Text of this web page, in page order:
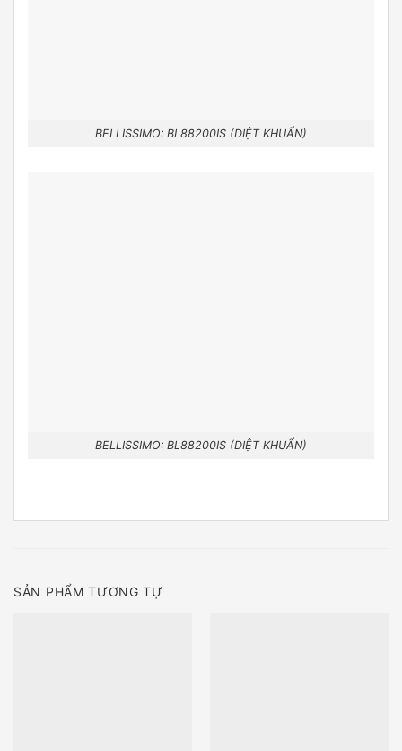
BELLISSIMO: BL88200IS (DIỆT KHUẨN)
BELLISSIMO: BL88200IS (DIỆT KHUẨN)
SẢN PHẨM TƯƠNG TỰ